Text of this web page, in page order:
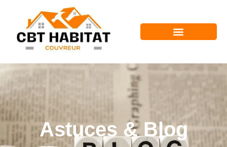
Astuces & Blog